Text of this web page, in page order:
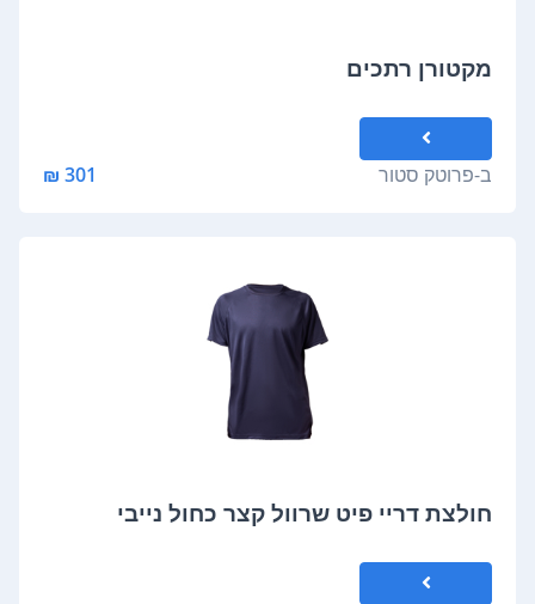
מקטורן רתכים
ב-פרוטק סטור 301 ₪
חולצת דריי פיט שרוול קצר כחול נייבי